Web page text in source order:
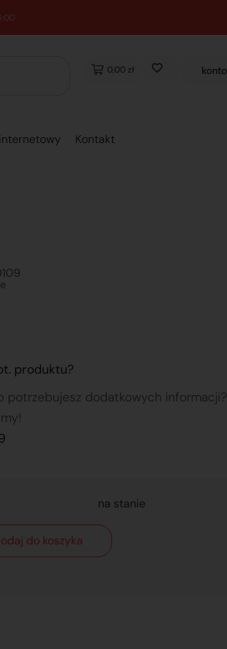
0,00 zł konto
Kontakt
produktu?
potrzebujesz dodatkowych
na stanie
do koszyka